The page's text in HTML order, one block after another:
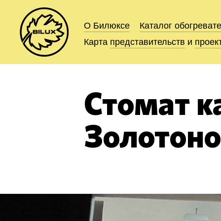
О Билюксе Каталог
Карта представительств и
О Билюксе Каталог
Карта представительств и
Стомат